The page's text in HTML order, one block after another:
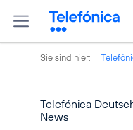
Sie sind hier:
Telefónica
News